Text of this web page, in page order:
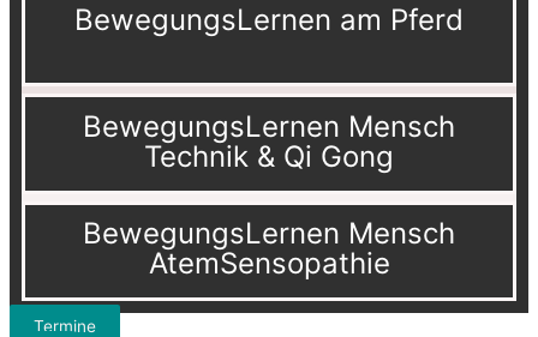
BewegungsLernen am Pferd
BewegungsLernen Mensch
Technik & Qi Gong
BewegungsLernen Mensch
AtemSensopathie
Termine